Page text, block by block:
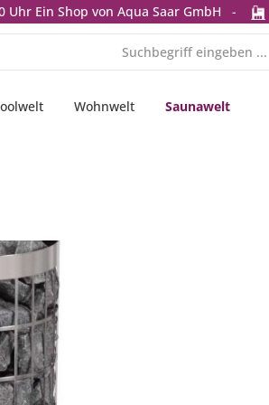
Uhr Ein Shop von Aqua Saar GmbH -
Wohnwelt Saunawelt